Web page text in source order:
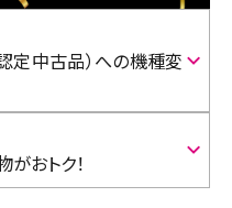
定中古品）への機種変
おトク！